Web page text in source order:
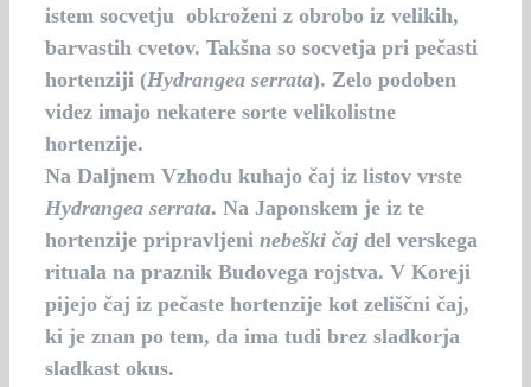
istem socvetju obkroženi z obrobo iz velikih,
barvastih cvetov. Takšna so socvetja pri pečasti
hortenziji (Hydrangea serrata). Zelo podoben
videz imajo nekatere sorte velikolistne
hortenzije.
Na Daljnem Vzhodu kuhajo čaj iz listov vrste
Hydrangea serrata. Na Japonskem je iz te
hortenzije pripravljeni nebeški čaj del verskega
rituala na praznik Budovega rojstva. V Koreji
pijejo čaj iz pečaste hortenzije kot zeliščni čaj,
ki je znan po tem, da ima tudi brez sladkorja
sladkast okus.